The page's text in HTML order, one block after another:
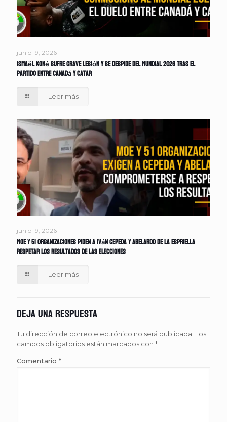
junio 19, 2026
Ismaël Koné sufre grave lesión y se despide del Mundial 2026 tras el
partido entre Canadá y Catar
Leer más
junio 19, 2026
MOE y 51 organizaciones piden a Iván Cepeda y Abelardo de la Espriella
respetar los resultados de las elecciones
Leer más
Deja una respuesta
Tu dirección de correo electrónico no será publicada. Los
campos obligatorios están marcados con *
Comentario *